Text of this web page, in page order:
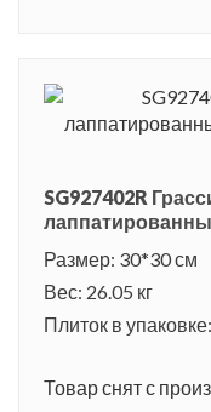
SG927402R
Размер: 30*30 см
Вес: 26.05 кг
Плиток в
Товар снят с